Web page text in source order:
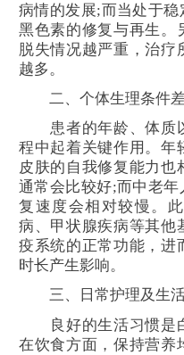
病情的发展;而当处于
黑色素的修复与再生。
脱失情况越严重，治疗
越多。
二、个体生理条件
患者的年龄、体质
程中起着关键作用。年
皮肤的自我修复能力也
通常会比较好;而中老
复速度会相对较慢。
病、甲状腺疾病等其他
疫系统的正常功能，进
时长产生影响。
三、日常护理及生
良好的生活习惯是白
在饮食方面，保持营养